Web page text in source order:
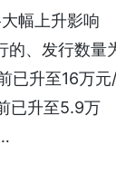
幅上升影响
的、发行数量
已升至16万元/
已升至5.9万